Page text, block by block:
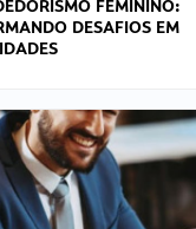
FEMININO:
DESAFIOS EM